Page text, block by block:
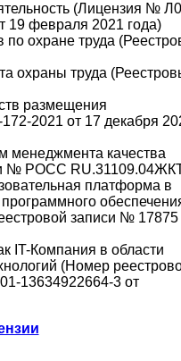
(Лицензия №
19 февраля 2021 года)
по охране труда
охраны труда
размещения
2021 от 17 декабря
менеджмента качества
№ РОСС
платформа в
записи № 17875
IT-Компания в области
(Номер
13634922664-3 от